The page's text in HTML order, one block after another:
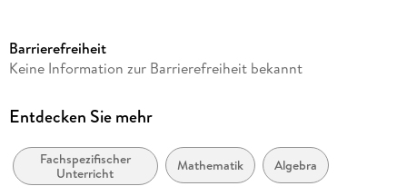
Autor/Autorin
Verlag/Hersteller
Produktart
kartoniert
Barrierefreiheit
Keine Information zur Barrierefreiheit bekannt
Entdecken Sie mehr
Fachspezifischer
Unterricht
Mathematik Algebra